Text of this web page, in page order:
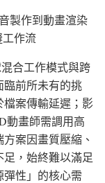
製作到動畫渲染
作流
合工作模式與跨
臨前所未有的挑
案傳輸延遲；影
動畫師需調用高
案因畫質壓縮、
，始終難以滿足
性」的核心需